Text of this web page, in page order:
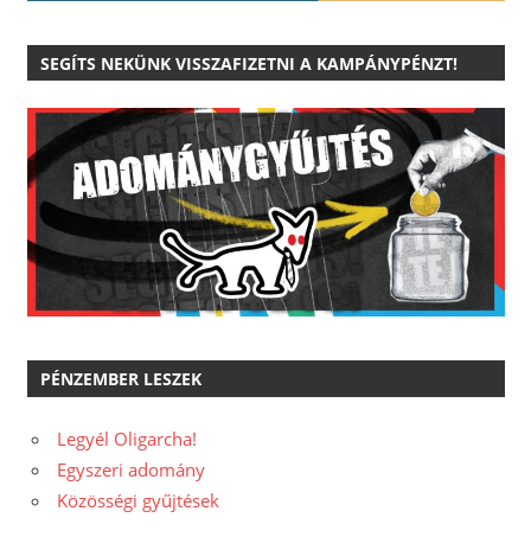
SEGÍTS NEKÜNK VISSZAFIZETNI A KAMPÁNYPÉNZT!
PÉNZEMBER LESZEK
Legyél Oligarcha!
Egyszeri adomány
Közösségi gyűjtések